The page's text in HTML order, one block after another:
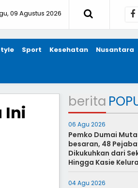
09 Agustus 2026
Sport Kesehatan Nusantara
Ini
berita
06 Agu 2026
Pemko Dumai
besaran, 48
Dikukuhkan dari
Hingga Kasie
04 Agu 2026